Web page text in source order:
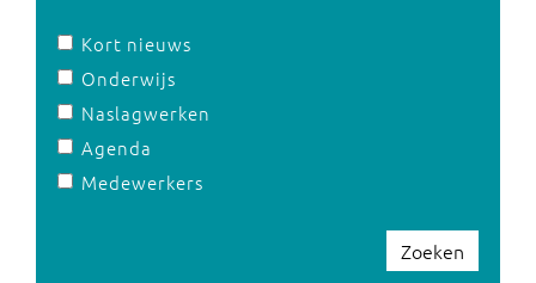
Kort nieuws
Onderwijs
Naslagwerken
Agenda
Medewerkers
Zoeken